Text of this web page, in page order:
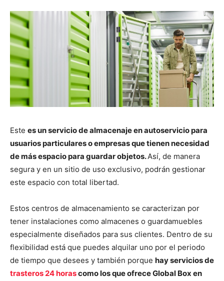
Este es un servicio de almacenaje en autoservicio para
usuarios particulares o empresas que tienen necesidad
de más espacio para guardar objetos.Así, de manera
segura y en un sitio de uso exclusivo, podrán gestionar
este espacio con total libertad.
Estos centros de almacenamiento se caracterizan por
tener instalaciones como almacenes o guardamuebles
especialmente diseñados para sus clientes. Dentro de su
flexibilidad está que puedes alquilar uno por el periodo
de tiempo que desees y también porque hay servicios de
trasteros 24 horascomo los que ofrece Global Box en